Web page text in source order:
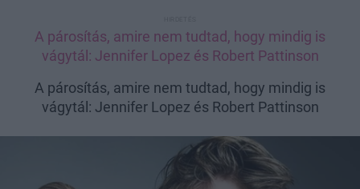
A párosítás, amire nem tudtad, hogy mindig is
vágytál: Jennifer Lopez és Robert Pattinson
A párosítás, amire nem tudtad, hogy mindig is
vágytál: Jennifer Lopez és Robert Pattinson